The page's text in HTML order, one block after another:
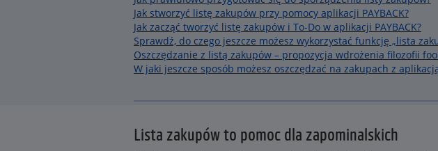
Jak stworzyć listę zakupów przy pomocy aplikacji PAYBACK?
Jak zacząć tworzyć listę zakupów i To-Do w aplikacji PAYBACK?
Sprawdź, do czego jeszcze możesz wykorzystać funkcję „lista
Oszczędzanie z listą zakupów – propozycja wdrożenia filozofii
W jaki jeszcze sposób możesz oszczędzać na zakupach z aplikacją
Lista zakupów to pomoc dla zapominalskich